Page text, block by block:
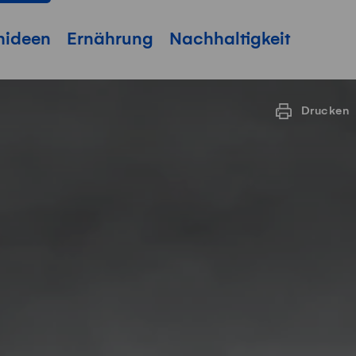
Ernährung Nachhaltigkeit
Drucken